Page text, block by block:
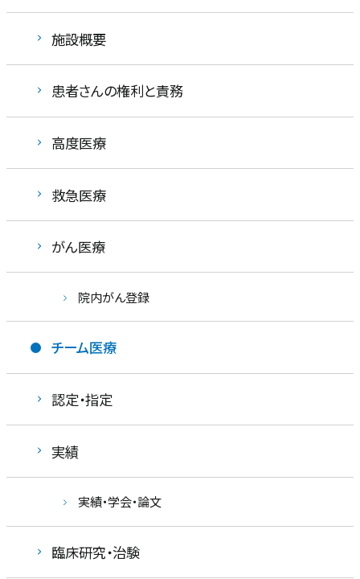
施設概要
患者さんの権利と責務
高度医療
救急医療
がん医療
院内がん登録
チーム医療
認定・指定
実績
実績・学会・論文
臨床研究・治験